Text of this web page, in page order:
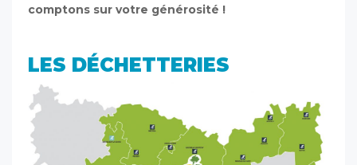
comptons sur votre générosité !
LES DÉCHETTERIES